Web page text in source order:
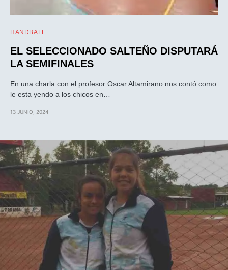
HANDBALL
EL SELECCIONADO SALTEÑO DISPUTARÁ
LA SEMIFINALES
En una charla con el profesor Oscar Altamirano nos contó como
le esta yendo a los chicos en…
13 JUNIO, 2024